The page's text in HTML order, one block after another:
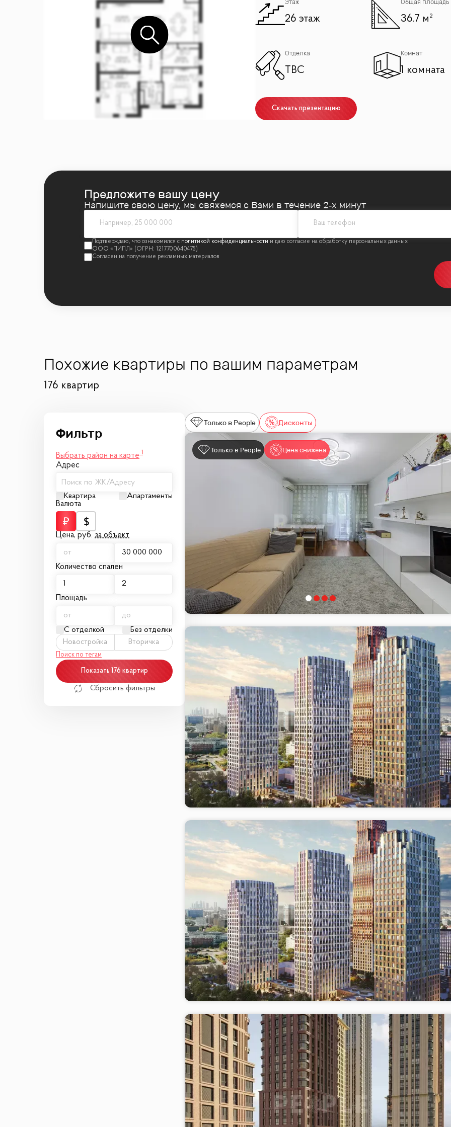
Этаж
26 этаж
Общая площадь
36.7 м²
Отделка
TBC
Комнат
1 комната
Скачать презентацию
Предложите вашу цену
Напишите свою цену, мы свяжемся с Вами в течение 2‑х минут
политикой конфиденциальности
Похожие квартиры по вашим параметрам
176 квартир
Выбрать район на карте
Адрес
Поиск по ЖК/Адресу
Квартира
Апартаменты
Валюта
Цена, руб. за объект
Количество спален
Площадь
С отделкой Без отделки
Новостройка Вторичка
Поиск по тегам
Показать 176 квартир
Сбросить фильтры
Только в People Дисконты
Только в People Цена снижена